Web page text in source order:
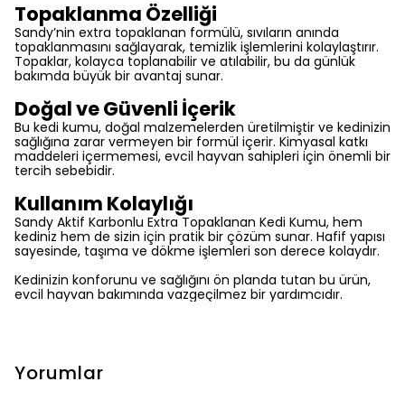
Topaklanma Özelliği
Sandy’nin extra topaklanan formülü, sıvıların anında
topaklanmasını sağlayarak, temizlik işlemlerini kolaylaştırır.
Topaklar, kolayca toplanabilir ve atılabilir, bu da günlük
bakımda büyük bir avantaj sunar.
Doğal ve Güvenli İçerik
Bu kedi kumu, doğal malzemelerden üretilmiştir ve kedinizin
sağlığına zarar vermeyen bir formül içerir. Kimyasal katkı
maddeleri içermemesi, evcil hayvan sahipleri için önemli bir
tercih sebebidir.
Kullanım Kolaylığı
Sandy Aktif Karbonlu Extra Topaklanan Kedi Kumu, hem
kediniz hem de sizin için pratik bir çözüm sunar. Hafif yapısı
sayesinde, taşıma ve dökme işlemleri son derece kolaydır.
Kedinizin konforunu ve sağlığını ön planda tutan bu ürün,
evcil hayvan bakımında vazgeçilmez bir yardımcıdır.
Yorumlar